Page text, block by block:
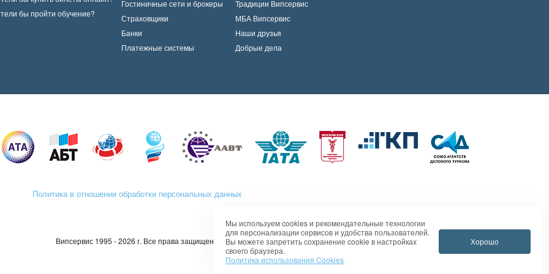
бы пройти обучение?
Гостиничные сети и брокеры
Страховщики
Банки
Платежные системы
Традиции Випсервис
МБА Випсервис
Наши друзья
Добрые дела
Политика в отношении обработки персональных данных
Випсервис 1995 - 2026 г. Все права защищены
Мы используем cookies и рекомендательные технологии
для персонализации сервисов и удобства пользователей.
Вы можете запретить сохранение cookie в настройках
своего браузера.
Политика использования Cookies
Хорошо